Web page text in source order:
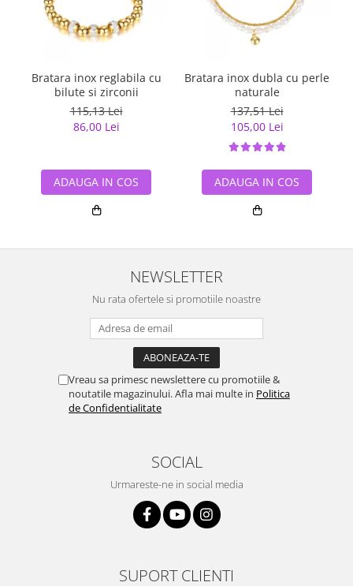
Bratara inox reglabila cu
bilute si zirconii
115,13 Lei
86,00 Lei
ADAUGA IN COS
Bratara inox dubla cu perle
naturale
137,51 Lei
105,00 Lei
ADAUGA IN COS
NEWSLETTER
Nu rata ofertele si promotiile noastre
Vreau sa primesc newslettere cu promotiile &
noutatile magazinului. Afla mai multe in Politica
de Confidentialitate
SOCIAL
Urmareste-ne in social media
SUPORT CLIENTI